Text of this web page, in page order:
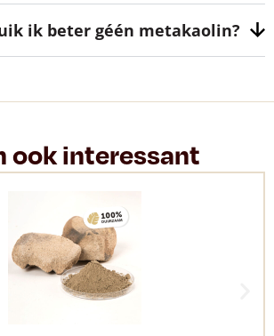
ik beter géén metakaolin?
ook interessant